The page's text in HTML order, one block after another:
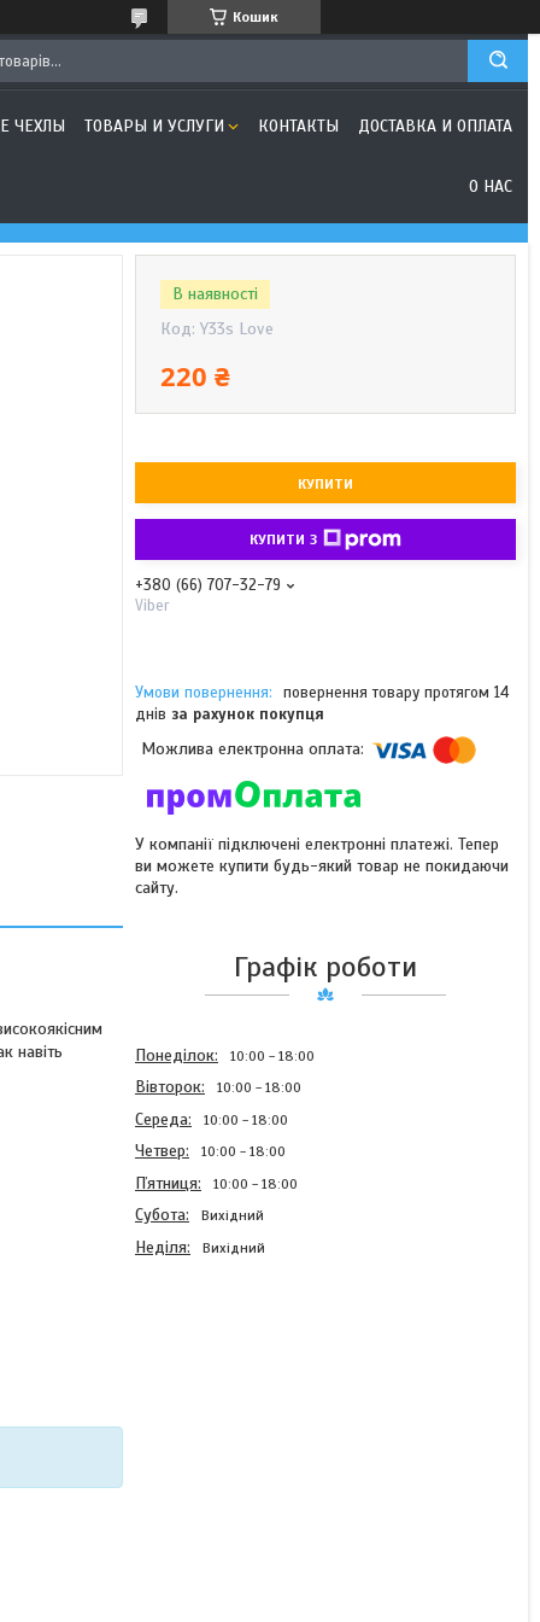
Кошик
ЧЕХЛЫ ТОВАРЫ И УСЛУГИ КОНТАКТЫ ДОСТАВКА И ОПЛАТА
О НАС
навіть
В наявності
Код: Y33s Love
220 ₴
КУПИТИ
КУПИТИ З
+380 (66) 707-32-79
Viber
повернення товару протягом 14
днів за рахунок покупця
У компанії підключені електронні платежі. Тепер
ви можете купити будь-який товар не покидаючи
сайту.
Графік роботи
Понеділок 10:00 18:00
Вівторок 10:00 18:00
Середа 10:00 18:00
Четвер 10:00 18:00
Пʼятниця 10:00 18:00
Субота Вихідний
Неділя Вихідний